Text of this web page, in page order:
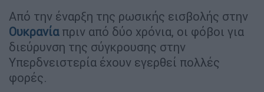
Από την έναρξη της ρωσικής εισβολής στην
Ουκρανία πριν από δύο χρόνια, οι φόβοι για
διεύρυνση της σύγκρουσης στην
Υπερδνειστερία έχουν εγερθεί πολλές
φορές.